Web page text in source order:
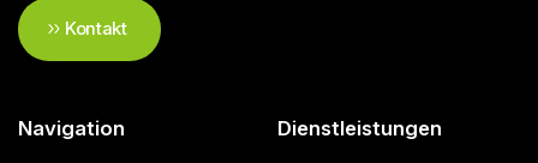
Kontakt
Navigation Dienstleistungen